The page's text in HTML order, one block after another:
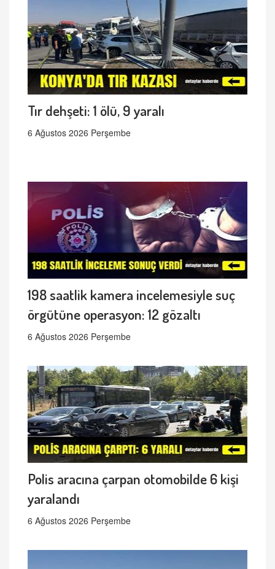
Tır dehşeti: 1 ölü, 9 yaralı
6 Ağustos 2026 Perşembe
198 saatlik kamera incelemesiyle suç
örgütüne operasyon: 12 gözaltı
6 Ağustos 2026 Perşembe
Polis aracına çarpan otomobilde 6 kişi
yaralandı
6 Ağustos 2026 Perşembe